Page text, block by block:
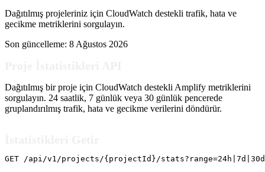
Dağıtılmış projeleriniz için CloudWatch destekli trafik, hata ve
gecikme metriklerini sorgulayın.
Son güncelleme: 8 Ağustos 2026
Dağıtılmış bir proje için CloudWatch destekli Amplify metriklerini
sorgulayın. 24 saatlik, 7 günlük veya 30 günlük pencerede
gruplandırılmış trafik, hata ve gecikme verilerini döndürür.
GET /api/v1/projects/{projectId}/